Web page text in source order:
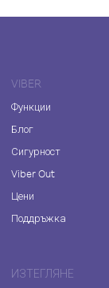
VIBER
Функции
Блог
Сигурност
Viber Out
Цени
Поддръжка
ИЗТЕГЛЯНЕ